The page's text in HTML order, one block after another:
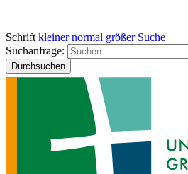
Schrift kleiner normal größer Suche
Suchanfrage:
Durchsuchen